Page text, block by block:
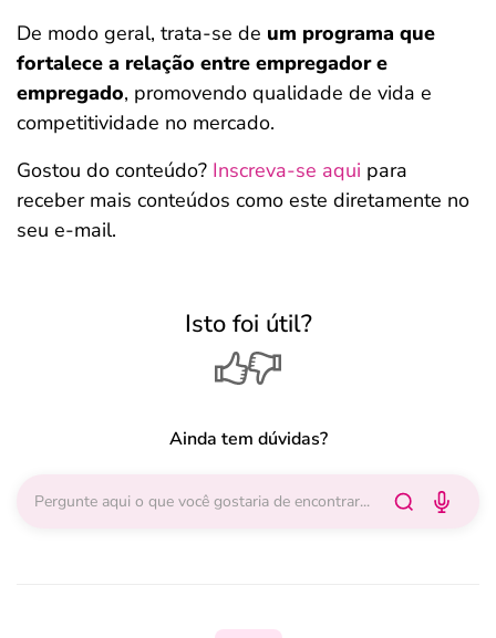
De modo geral, trata-se de um programa que
fortalece a relação entre empregador e
empregado, promovendo qualidade de vida e
competitividade no mercado.
Gostou do conteúdo? Inscreva-se aqui para
receber mais conteúdos como este diretamente no
seu e-mail.
Isto foi útil?
Ainda tem dúvidas?